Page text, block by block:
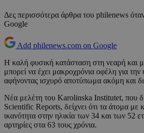
Δες περισσότερα άρθρα του philenews
Google
Add philenews.com on Google
Η καλή φυσική κατάσταση στη νεαρή και
μπορεί να έχει μακροχρόνια οφέλη για την
αφήνοντας ισχυρό αποτύπωμα ακόμη και
Νέα μελέτη του Karolinska Institutet, που
Scientific Reports, δείχνει ότι τα άτομα με
ικανότητα στην ηλικία των 34 και των 52
αρτηρίες στα 63 τους χρόνια.